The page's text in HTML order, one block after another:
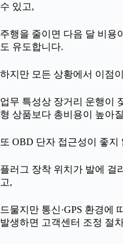
수 있고,
주행을 줄이면 다음 달 비용
도 유도합니다.
하지만 모든 상황에서 이점
업무 특성상 장거리 운행이
형 상품보다 총비용이 높아
또 OBD 단자 접근성이 좋지
플러그 장착 위치가 발에 걸
고,
드물지만 통신·GPS 환경에
발생하면 고객센터 조정 절